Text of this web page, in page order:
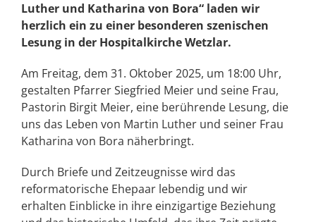
Luther und Katharina von Bora“ laden wir
herzlich ein zu einer besonderen szenischen
Lesung in der Hospitalkirche Wetzlar.
Am Freitag, dem 31. Oktober 2025, um 18:00 Uhr,
gestalten Pfarrer Siegfried Meier und seine Frau,
Pastorin Birgit Meier, eine berührende Lesung, die
uns das Leben von Martin Luther und seiner Frau
Katharina von Bora näherbringt.
Durch Briefe und Zeitzeugnisse wird das
reformatorische Ehepaar lebendig und wir
erhalten Einblicke in ihre einzigartige Beziehung